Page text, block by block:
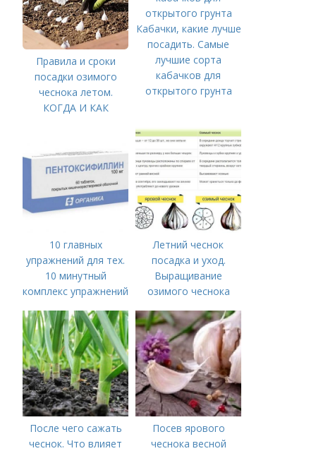
Правила и сроки
посадки озимого
чеснока летом.
КОГДА И КАК
ЧЕСНОК
Кабачки, какие лучше
посадить. Самые
лучшие сорта
кабачков для
открытого грунта
10 главных
упражнений для тех.
10 минутный
комплекс упражнений
времени на спорт
Летний чеснок
посадка и уход.
Выращивание
озимого чеснока
После чего сажать
чеснок. Что влияет
Посев ярового
чеснока весной